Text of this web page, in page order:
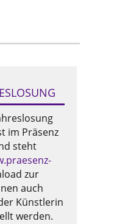
im Präsenz
steht
zur
auch
Künstlerin
werden.